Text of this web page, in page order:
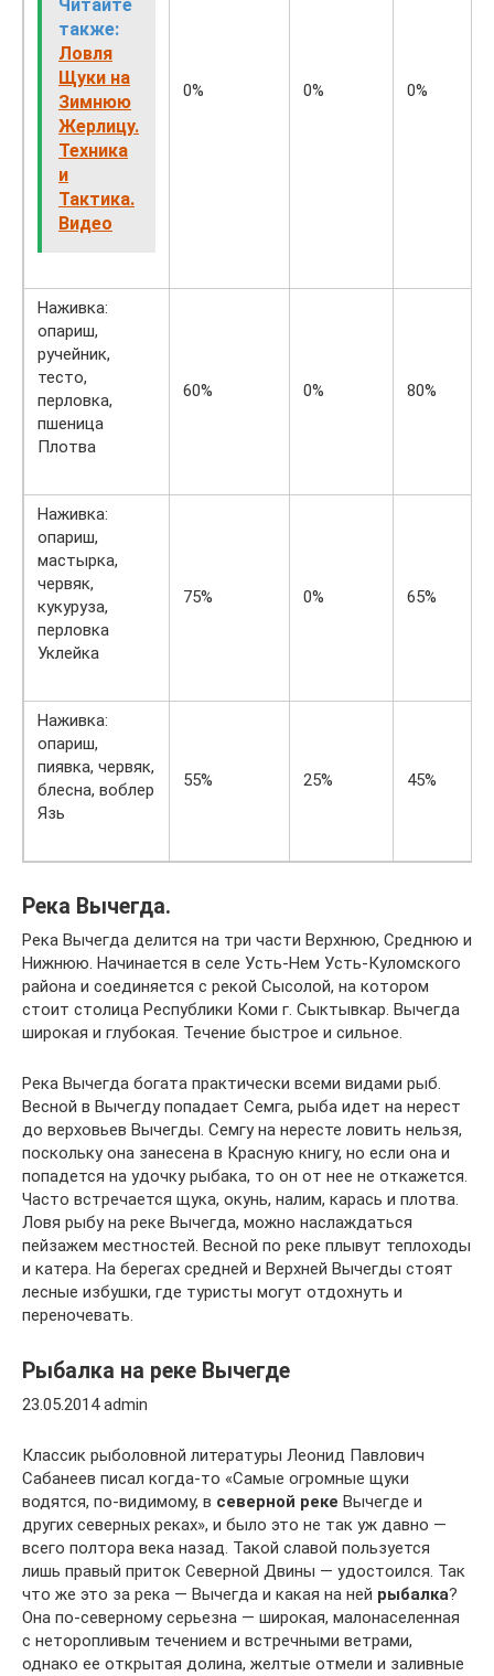
Читайте
также:
Ловля
Щуки на
Зимнюю
Жерлицу.
Техника
и
Тактика.
Видео
0% 0% 0%
Наживка:
опариш,
ручейник,
тесто,
перловка,
пшеница
Плотва
60% 0% 80%
Наживка:
опариш,
мастырка,
червяк,
кукуруза,
перловка
Уклейка
75% 0% 65%
Наживка:
опариш,
пиявка, червяк,
блесна, воблер
Язь
55% 25% 45%
Река Вычегда.
Река Вычегда делится на три части Верхнюю, Среднюю и
Нижнюю. Начинается в селе Усть-Нем Усть-Куломского
района и соединяется с рекой Сысолой, на котором
стоит столица Республики Коми г. Сыктывкар. Вычегда
широкая и глубокая. Течение быстрое и сильное.
Река Вычегда богата практически всеми видами рыб.
Весной в Вычегду попадает Семга, рыба идет на нерест
до верховьев Вычегды. Семгу на нересте ловить нельзя,
поскольку она занесена в Красную книгу, но если она и
попадется на удочку рыбака, то он от нее не откажется.
Часто встречается щука, окунь, налим, карась и плотва.
Ловя рыбу на реке Вычегда, можно наслаждаться
пейзажем местностей. Весной по реке плывут теплоходы
и катера. На берегах средней и Верхней Вычегды стоят
лесные избушки, где туристы могут отдохнуть и
переночевать.
Рыбалка на реке Вычегде
23.05.2014 admin
Классик рыболовной литературы Леонид Павлович
Сабанеев писал когда-то «Самые огромные щуки
водятся, по-видимому, в северной реке Вычегде и
других северных реках», и было это не так уж давно —
всего полтора века назад. Такой славой пользуется
лишь правый приток Северной Двины — удостоился. Так
что же это за река — Вычегда и какая на ней рыбалка?
Она по-северному серьезна — широкая, малонаселенная
с неторопливым течением и встречными ветрами,
однако ее открытая долина, желтые отмели и заливные